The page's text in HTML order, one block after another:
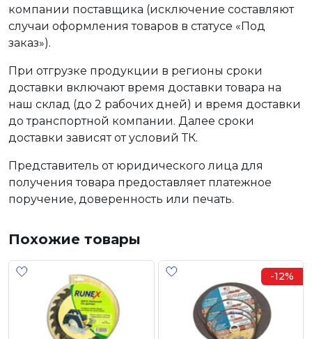
компании поставщика (исключение составляют
случаи оформления товаров в статусе «Под
заказ»).
При отгрузке продукции в регионы сроки
доставки включают время доставки товара на
наш склад (до 2 рабочих дней) и время доставки
до транспортной компании. Далее сроки
доставки зависят от условий ТК.
Представитель от юридического лица для
получения товара предоставляет платежное
поручение, доверенность или печать.
Похожие товары
-12%